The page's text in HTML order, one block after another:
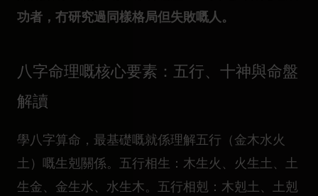
功者，冇研究過同樣格局但失敗嘅人。
八字命理嘅核心要素：五行、十神與命盤
解讀
學八字算命，最基礎嘅就係理解五行（金木水火
土）嘅生剋關係。 五行相生：木生火、火生土、土
生金、金生水、水生木。 五行相剋：木剋土、土剋